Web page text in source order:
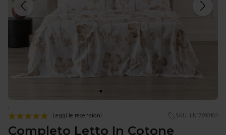
.
Leggi le recensioni SKU: LN17690101
Completo Letto In Cotone